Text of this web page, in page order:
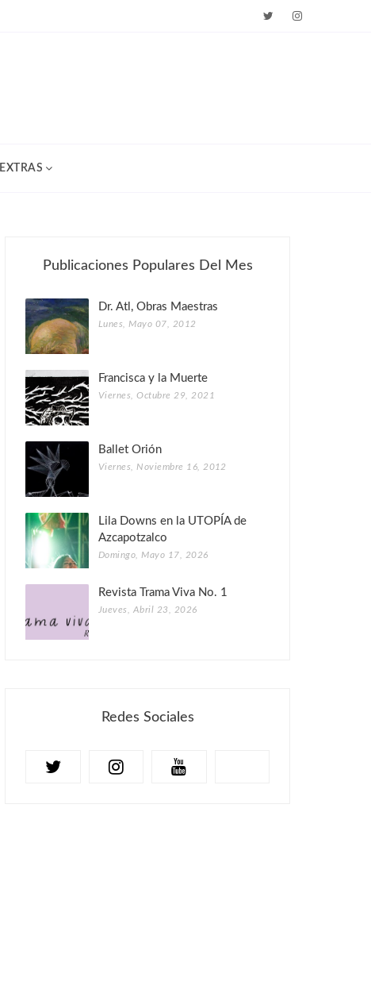
EXTRAS
Publicaciones Populares Del Mes
Dr. Atl, Obras Maestras
Lunes, Mayo 07, 2012
Francisca y la Muerte
Viernes, Octubre 29, 2021
Ballet Orión
Viernes, Noviembre 16, 2012
Lila Downs en la UTOPÍA de
Azcapotzalco
Domingo, Mayo 17, 2026
Revista Trama Viva No. 1
Jueves, Abril 23, 2026
Redes Sociales